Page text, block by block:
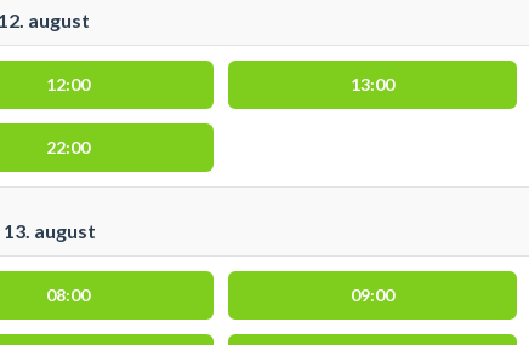
august
12:00 13:00
22:00
august
08:00 09:00